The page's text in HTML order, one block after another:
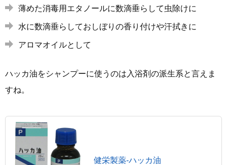
薄めた消毒用エタノールに数滴垂らして虫除けに
水に数滴垂らしておしぼりの香り付けや汗拭きに
アロマオイルとして
ハッカ油をシャンプーに使うのは入浴剤の派生系と言えま
すね。
健栄製薬-ハッカ油